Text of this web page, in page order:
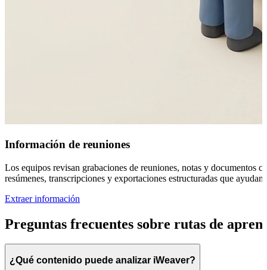
Información de reuniones
Los equipos revisan grabaciones de reuniones, notas y documentos
resúmenes, transcripciones y exportaciones estructuradas que
Extraer información
Preguntas frecuentes sobre rutas de
¿Qué contenido puede analizar iWeaver?